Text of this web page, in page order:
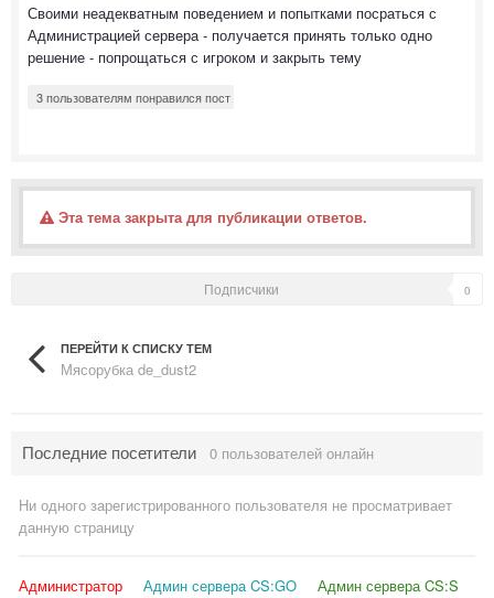
Своими неадекватным поведением и попытками посраться с
Администрацией сервера - получается принять только одно
решение - попрощаться с игроком и закрыть тему
3 пользователям понравился пост
Эта тема закрыта для публикации ответов.
Подписчики 0
ПЕРЕЙТИ К СПИСКУ ТЕМ
Мясорубка de_dust2
Последние посетители 0 пользователей онлайн
Ни одного зарегистрированного пользователя не просматривает
данную страницу
Администратор Админ сервера CS:GO
Админ сервера CS:S